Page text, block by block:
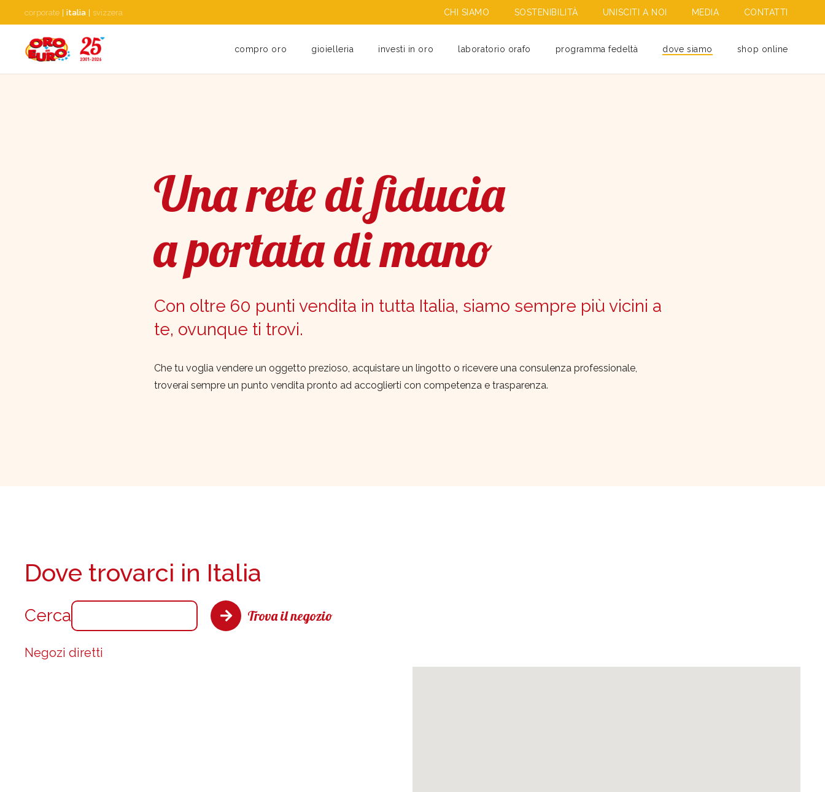
corporate italia svizzera CHI SIAMO SOSTENIBILITÀ UNISCITI A NOI MEDIA CONTATTI
compro oro gioielleria investi in oro laboratorio orafo programma fedeltà dove siamo shop online
Una rete di fiducia
a portata di mano
Con oltre 60 punti vendita in tutta Italia, siamo sempre più vicini a
te, ovunque ti trovi.
Che tu voglia vendere un oggetto prezioso, acquistare un lingotto o ricevere una consulenza professionale,
troverai sempre un punto vendita pronto ad accoglierti con competenza e trasparenza.
Cerca Trova il negozio
Dove trovarci in Italia
Negozi diretti